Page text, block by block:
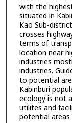
with the
situated in
Kao Sub-
crosses
terms of
location near
industries
industries.
to potential
Kabinburi
ecology is not
utilites and
potential